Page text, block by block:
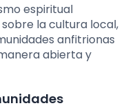
espiritual
la cultura local,
anfitrionas
abierta y